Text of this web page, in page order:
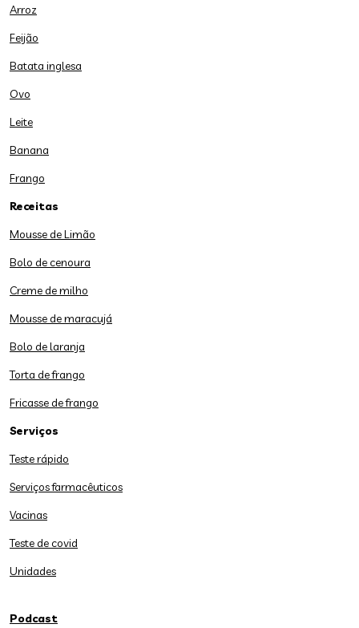
Arroz
Feijão
Batata inglesa
Ovo
Leite
Banana
Frango
Receitas
Mousse de Limão
Bolo de cenoura
Creme de milho
Mousse de maracujá
Bolo de laranja
Torta de frango
Fricasse de frango
Serviços
Teste rápido
Serviços farmacêuticos
Vacinas
Teste de covid
Unidades
Podcast